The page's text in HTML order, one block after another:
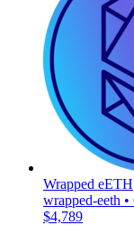
Wrapped eETH
wrapped-eeth
$4,789